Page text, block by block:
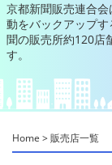
京都新聞販売連合
動をバックアップす
聞の販売所約120店
す。
Home >販売店一覧